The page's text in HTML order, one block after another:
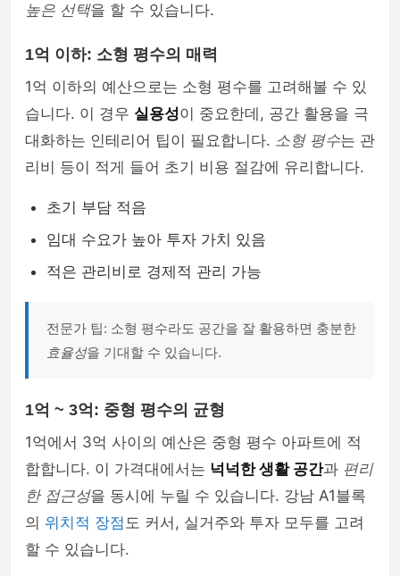
높은 선택을 할 수 있습니다.
1억 이하: 소형 평수의 매력
1억 이하의 예산으로는 소형 평수를 고려해볼 수 있
습니다. 이 경우 실용성이 중요한데, 공간 활용을 극
대화하는 인테리어 팁이 필요합니다. 소형 평수는 관
리비 등이 적게 들어 초기 비용 절감에 유리합니다.
초기 부담 적음
임대 수요가 높아 투자 가치 있음
적은 관리비로 경제적 관리 가능
전문가 팁: 소형 평수라도 공간을 잘 활용하면 충분한
효율성을 기대할 수 있습니다.
1억 ~ 3억: 중형 평수의 균형
1억에서 3억 사이의 예산은 중형 평수 아파트에 적
합합니다. 이 가격대에서는 넉넉한 생활 공간과 편리
한 접근성을 동시에 누릴 수 있습니다. 강남 A1블록
의 위치적 장점도 커서, 실거주와 투자 모두를 고려
할 수 있습니다.